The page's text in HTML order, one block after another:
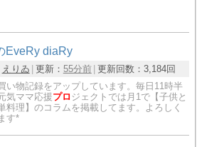
EveRy diaRy
えりゐ 更新： 55分前 更新回数： 3,184回
い物記録をアップしています。毎日11時半
気ママ応援プロ ジェクトでは月1で【子供と
料理】のコラムを掲載してます。よろしく
す*